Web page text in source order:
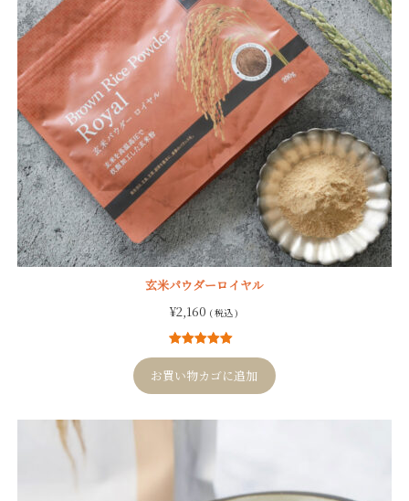
玄米パウダーロイヤル
¥2,160 ( 税込 )
4
件の利用者
評価に基づ
く5段階評価
のうち、
お買い物カゴに追加